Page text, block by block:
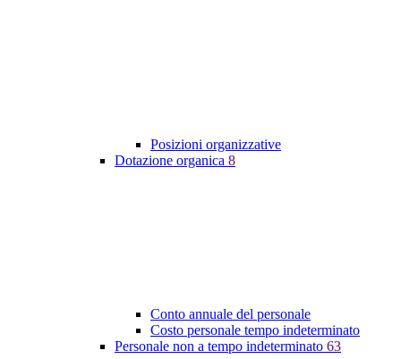
Posizioni organizzative
Dotazione organica 8
Conto annuale del personale
Costo personale tempo indeterminato
Personale non a tempo indeterminato 63